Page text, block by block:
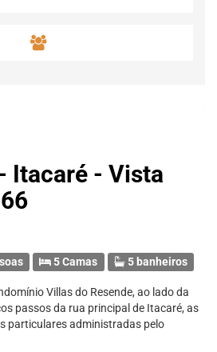
Itacaré - Vista
5 Camas 5 banheiros
Villas do Resende, ao lado da
passos da rua principal de Itacaré, as
particulares administradas pelo